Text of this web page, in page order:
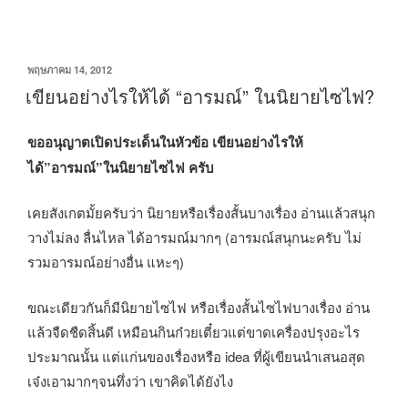
เขียน
ที่
พฤษภาคม 14, 2012
เขียนอย่างไรให้ได้ “อารมณ์” ในนิยายไซไฟ?
ขออนุญาตเปิดประเด็นในหัวข้อ เขียนอย่างไรให้
ได้”อารมณ์”ในนิยายไซไฟ ครับ
เคยสังเกตมั้ยครับว่า นิยายหรือเรื่องสั้นบางเรื่อง อ่านแล้วสนุก
วางไม่ลง ลื่นไหล ได้อารมณ์มากๆ (อารมณ์สนุกนะครับ ไม่
รวมอารมณ์อย่างอื่น แหะๆ)
ขณะเดียวกันก็มีนิยายไซไฟ หรือเรื่องสั้นไซไฟบางเรื่อง อ่าน
แล้วจืดชืดสิ้นดี เหมือนกินก๋วยเตี๋ยวแต่ขาดเครื่องปรุงอะไร
ประมาณนั้น แต่แก่นของเรื่องหรือ idea ที่ผู้เขียนนำเสนอสุด
เจ๋งเอามากๆจนทึ่งว่า เขาคิดได้ยังไง